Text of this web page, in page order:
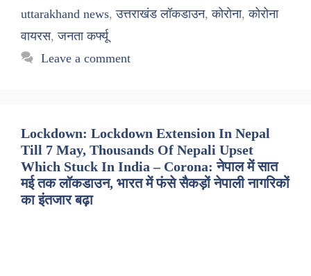
uttarakhand news,उत्तराखंड लॉकडाउन,कोरोना,कोरोना
वायरस,जनता कर्फ्यू
Leave a comment
Lockdown: Lockdown Extension In Nepal
Till 7 May, Thousands Of Nepali Upset
Which Stuck In India – Corona: नेपाल में सात
मई तक लॉकडाउन, भारत में फंसे सैकड़ों नेपाली नागरिकों
का इंतजार बढ़ा